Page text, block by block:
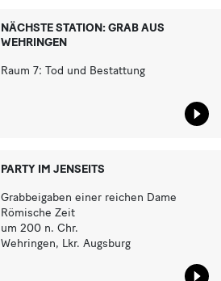
NÄCHSTE STATION: GRAB AUS
WEHRINGEN
Raum 7: Tod und Bestattung
PARTY IM JENSEITS
Grabbeigaben einer reichen Dame
Römische Zeit
um 200 n. Chr.
Wehringen, Lkr. Augsburg